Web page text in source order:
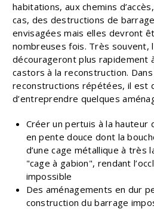
habitations, aux chemins
cas, des destructions de
envisagées mais elles devront
nombreuses fois. Très souvent,
décourageront plus rapidement
castors à la reconstruction.
reconstructions répétées, il est
d’entreprendre quelques
Créer un pertuis à la hauteur
en pente douce dont la
d’une cage métallique à très
"cage à gabion", rendant
impossible
Des aménagements en dur
construction du barrage